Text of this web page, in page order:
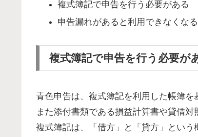
複式簿記で申告を行う必要がある
申告漏れがあると利用できなくな
複式簿記で申告を行う必要が
青色申告は、複式簿記を利用した帳簿を
また添付書類である損益計算書や貸借
複式簿記は、「借方」と「貸方」という